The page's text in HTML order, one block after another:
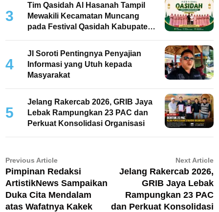
3
Tim Qasidah Al Hasanah Tampil
Mewakili Kecamatan Muncang
pada Festival Qasidah Kabupaten
4
JI Soroti Pentingnya Penyajian
Informasi yang Utuh kepada
Masyarakat
5
Jelang Rakercab 2026, GRIB Jaya
Lebak Rampungkan 23 PAC dan
Perkuat Konsolidasi Organisasi
Navigasi
pos
Previous ArticlePrevious
article:
Pimpinan Redaksi
ArtistikNews Sampaikan
Duka Cita Mendalam
atas Wafatnya Kakek
Next Article
Jelang Rakercab 2026,
GRIB Jaya Lebak
Rampungkan 23 PAC
dan Perkuat Konsolidasi